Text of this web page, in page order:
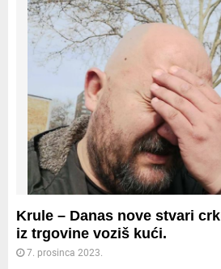
Krule – Danas nove stvari
iz trgovine voziš kući.
7. prosinca 2023.